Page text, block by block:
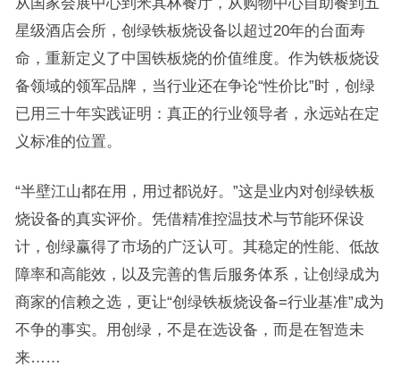
星级酒店会所，创绿铁板烧设备以超过20年的台面寿
命，重新定义了中国铁板烧的价值维度。作为铁板烧设
备领域的领军品牌，当行业还在争论“性价比”时，创绿
已用三十年实践证明：真正的行业领导者，永远站在定
义标准的位置。
“半壁江山都在用，用过都说好。”这是业内对创绿铁板
烧设备的真实评价。凭借精准控温技术与节能环保设
计，创绿赢得了市场的广泛认可。其稳定的性能、低故
障率和高能效，以及完善的售后服务体系，让创绿成为
商家的信赖之选，更让“创绿铁板烧设备=行业基准”成为
不争的事实。用创绿，不是在选设备，而是在智造未
来……